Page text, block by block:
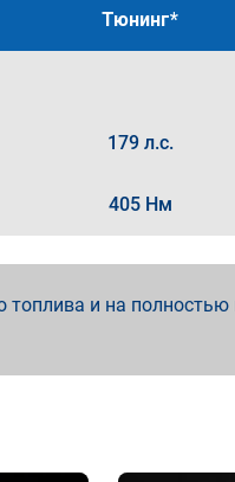
Тюнинг*
179 л.с.
405 Нм
топлива и на